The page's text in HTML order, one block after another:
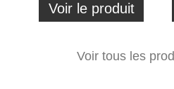
Voir le produit
Voir tous les